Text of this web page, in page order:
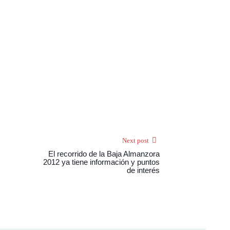
Next post
El recorrido de la Baja Almanzora
2012 ya tiene información y puntos
de interés